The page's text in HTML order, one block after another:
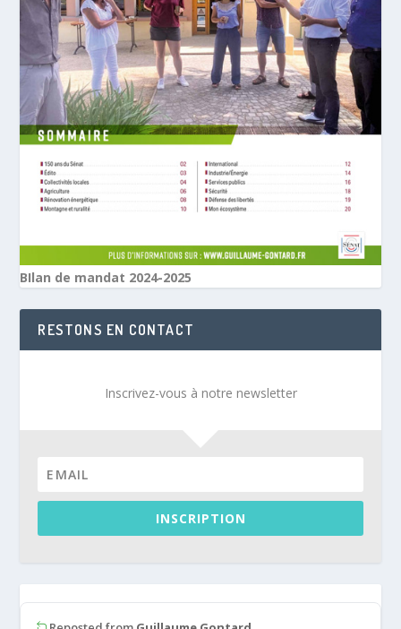
BIlan de mandat 2024-2025
RESTONS EN CONTACT
Inscrivez-vous à notre newsletter
INSCRIPTION